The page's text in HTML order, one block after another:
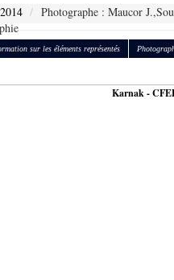
2014
Photographe : Maucor
sur les éléments représentés